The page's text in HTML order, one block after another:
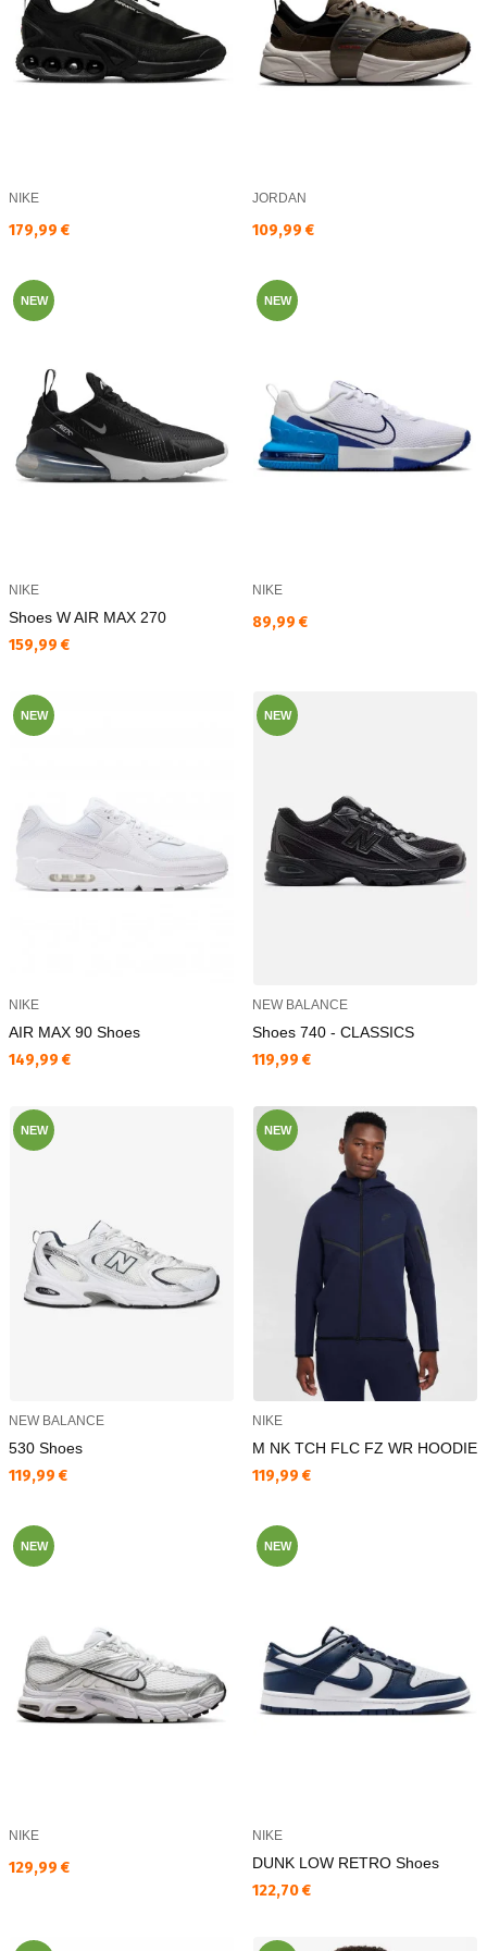
NIKE
Текуща цена:
179,99 €
JORDAN
Текуща цена:
109,99 €
NEW
NIKE
Shoes W AIR MAX 270
Текуща цена:
159,99 €
NEW
NIKE
Текуща цена:
89,99 €
NEW
NIKE
AIR MAX 90 Shoes
Текуща цена:
149,99 €
NEW
NEW BALANCE
Shoes 740 - CLASSICS
Текуща цена:
119,99 €
NEW
NEW BALANCE
530 Shoes
Текуща цена:
119,99 €
NEW
NIKE
M NK TCH FLC FZ WR HOODIE
Текуща цена:
119,99 €
NEW
NIKE
Текуща цена:
129,99 €
NEW
NIKE
DUNK LOW RETRO Shoes
Текуща цена:
122,70 €